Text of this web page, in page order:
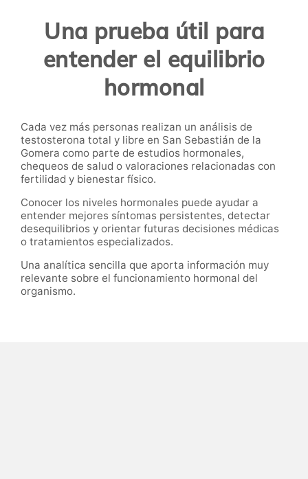
Una prueba útil para
entender el equilibrio
hormonal
Cada vez más personas realizan un análisis de
testosterona total y libre en San Sebastián de la
Gomera como parte de estudios hormonales,
chequeos de salud o valoraciones relacionadas con
fertilidad y bienestar físico.
Conocer los niveles hormonales puede ayudar a
entender mejores síntomas persistentes, detectar
desequilibrios y orientar futuras decisiones médicas
o tratamientos especializados.
Una analítica sencilla que aporta información muy
relevante sobre el funcionamiento hormonal del
organismo.